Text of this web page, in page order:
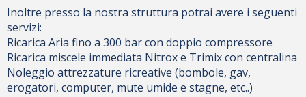
Inoltre presso la nostra struttura potrai avere i seguenti
servizi:
Ricarica Aria fino a 300 bar con doppio compressore
Ricarica miscele immediata Nitrox e Trimix con centralina
Noleggio attrezzature ricreative (bombole, gav,
erogatori, computer, mute umide e stagne, etc..)